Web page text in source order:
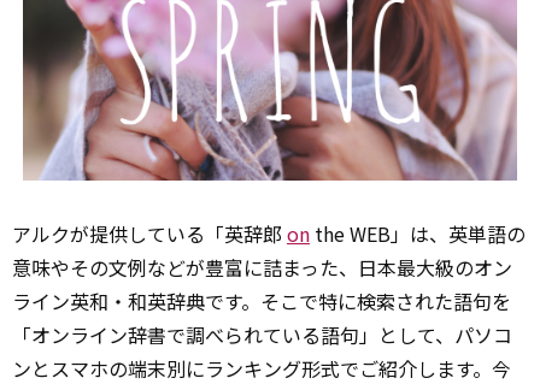
アルクが提供している「英辞郎 on the WEB」は、英単語の
意味やその文例などが豊富に詰まった、日本最大級のオン
ライン英和・和英辞典です。そこで特に検索された語句を
「オンライン辞書で調べられている語句」として、パソコ
ンとスマホの端末別にランキング形式でご紹介します。今